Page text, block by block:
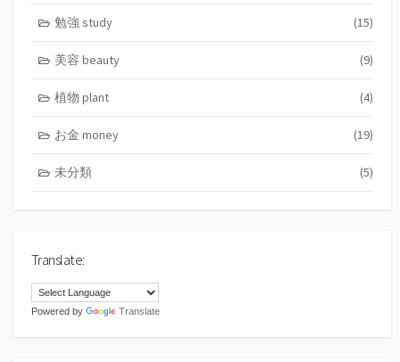
勉強 study (15)
美容 beauty (9)
植物 plant (4)
お金 money (19)
未分類 (5)
Translate:
Powered by Translate